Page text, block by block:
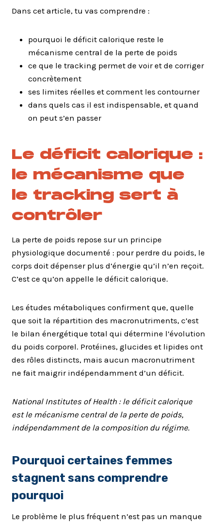
Dans cet article, tu vas comprendre :
pourquoi le déficit calorique reste le
mécanisme central de la perte de poids
ce que le tracking permet de voir et de corriger
concrètement
ses limites réelles et comment les contourner
dans quels cas il est indispensable, et quand
on peut s’en passer
Le déficit calorique :
le mécanisme que
le tracking sert à
contrôler
La perte de poids repose sur un principe
physiologique documenté : pour perdre du poids, le
corps doit dépenser plus d’énergie qu’il n’en reçoit.
C’est ce qu’on appelle le déficit calorique.
Les études métaboliques confirment que, quelle
que soit la répartition des macronutriments, c’est
le bilan énergétique total qui détermine l’évolution
du poids corporel. Protéines, glucides et lipides ont
des rôles distincts, mais aucun macronutriment
ne fait maigrir indépendamment d’un déficit.
National Institutes of Health : le déficit calorique
est le mécanisme central de la perte de poids,
indépendamment de la composition du régime.
Pourquoi certaines femmes
stagnent sans comprendre
pourquoi
Le problème le plus fréquent n’est pas un manque